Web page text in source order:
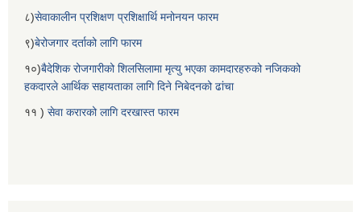
८)सेवाकालीन प्रशिक्षण प्रशिक्षार्थि मनोनयन फारम
९)बेरोजगार दर्ताको लागि फारम
१०)बैदेशिक रोजगारीको शिलसिलामा मृत्यु भएका कामदारहरुको नजिकको
हकदारले आर्थिक सहायताका लागि दिने निबेदनको ढांचा
११ ) सेवा करारको लागि दरखास्त फारम